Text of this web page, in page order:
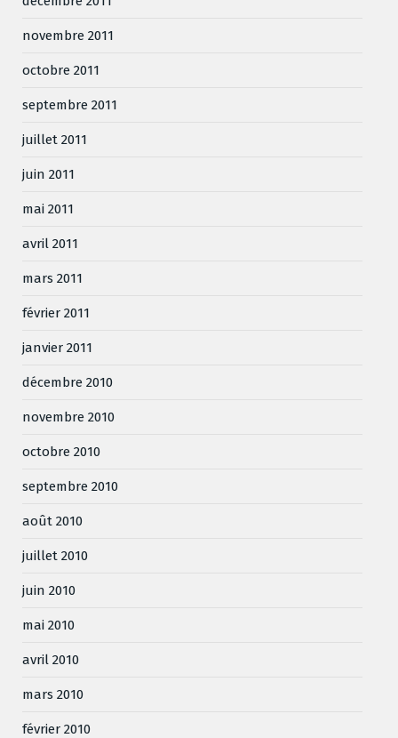
novembre 2011
octobre 2011
septembre 2011
juillet 2011
juin 2011
mai 2011
avril 2011
mars 2011
février 2011
janvier 2011
décembre 2010
novembre 2010
octobre 2010
septembre 2010
août 2010
juillet 2010
juin 2010
mai 2010
avril 2010
mars 2010
février 2010